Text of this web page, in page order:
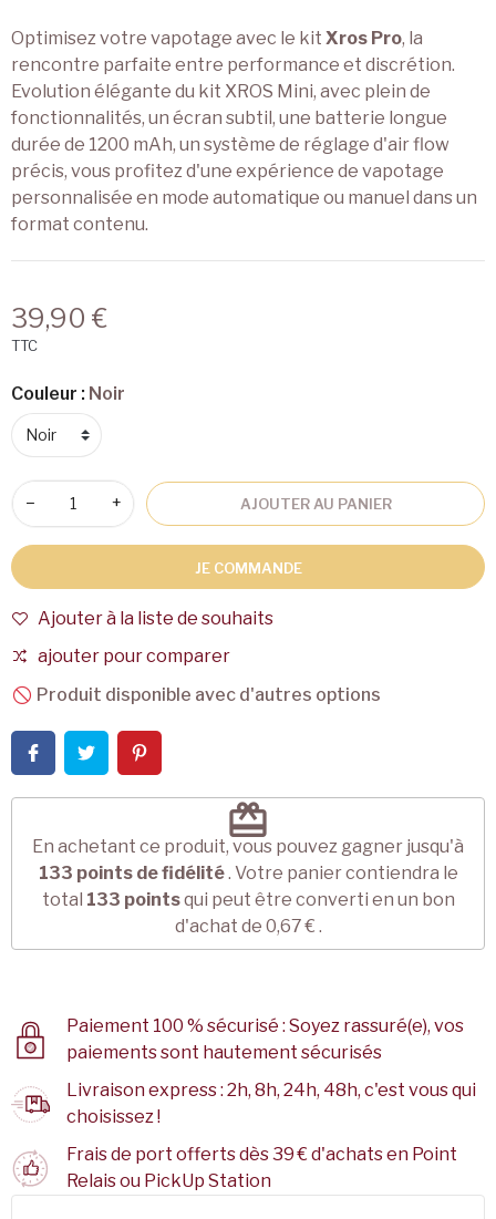
Optimisez votre vapotage avec le kit Xros Pro, la
rencontre parfaite entre performance et discrétion.
Evolution élégante du kit XROS Mini, avec plein de
fonctionnalités, un écran subtil, une batterie longue
durée de 1200 mAh, un système de réglage d'air flow
précis, vous profitez d'une expérience de vapotage
personnalisée en mode automatique ou manuel dans un
format contenu.
39,90 €
TTC
Couleur : Noir
− + AJOUTER AU PANIER
JE COMMANDE
Ajouter à la liste de souhaits
ajouter pour comparer
Produit disponible avec d'autres options
redeem
En achetant ce produit, vous pouvez gagner jusqu'à
133 points de fidélité. Votre panier contiendra le
total 133 pointsqui peut être converti en un bon
d'achat de 0,67 € .
Paiement 100 % sécurisé : Soyez rassuré(e), vos
paiements sont hautement sécurisés
Livraison express : 2h, 8h, 24h, 48h, c'est vous qui
choisissez !
Frais de port offerts dès 39 € d'achats en Point
Relais ou PickUp Station